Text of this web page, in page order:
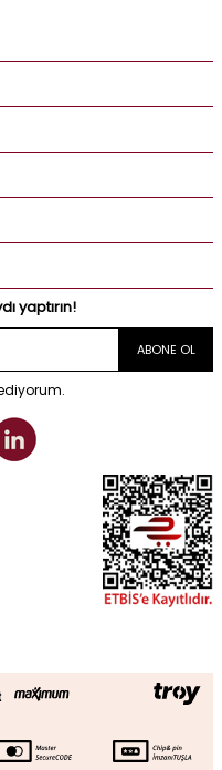
yaptırın!
ABONE OL